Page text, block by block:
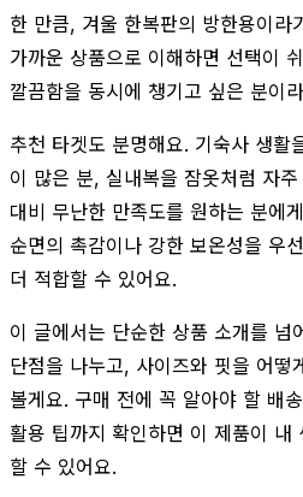
한 만큼, 겨울 한복판의 방한용이라
가까운 상품으로 이해하면 선택이
깔끔함을 동시에 챙기고 싶은 분이
추천 타겟도 분명해요. 기숙사 생활
이 많은 분, 실내복을 잠옷처럼 자
대비 무난한 만족도를 원하는 분에
순면의 촉감이나 강한 보온성을 우
더 적합할 수 있어요.
이 글에서는 단순한 상품 소개를 넘
단점을 나누고, 사이즈와 핏을 어떻
볼게요. 구매 전에 꼭 알아야 할 배
활용 팁까지 확인하면 이 제품이 내
할 수 있어요.